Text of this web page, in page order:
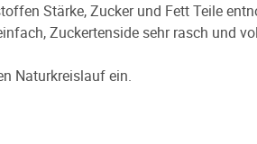
Stärke, Zucker und Fett Teile
Zuckertenside sehr rasch und
Naturkreislauf ein.